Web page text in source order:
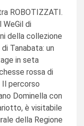
ROBOTIZZATI.
WeGil di
della collezione
Tanabata: un
in seta
rossa di
percorso
Dominella con
è visitabile
della Regione